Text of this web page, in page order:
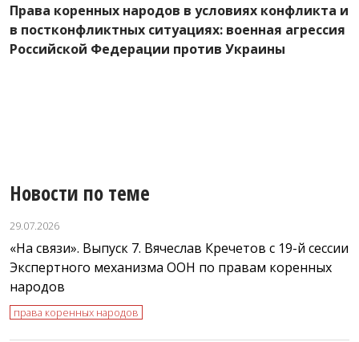
Права коренных народов в условиях конфликта и
в постконфликтных ситуациях: военная агрессия
Российской Федерации против Украины
Новости по теме
29.07.2026
«На связи». Выпуск 7. Вячеслав Кречетов с 19-й сессии
Экспертного механизма ООН по правам коренных
народов
права коренных народов